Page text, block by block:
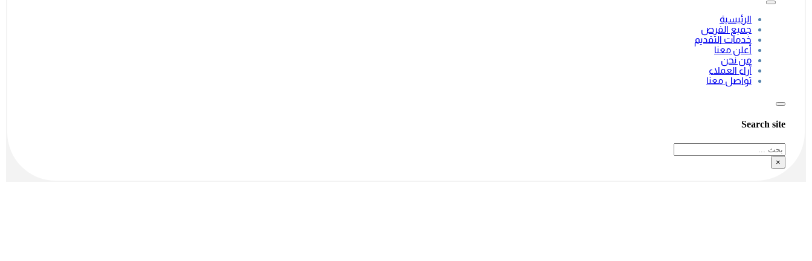
الرئيسية
جميع الفرص
خدمات التقديم
أعلن معنا
من نحن
آراء العملاء
تواصل معنا
Search site
بحث
×